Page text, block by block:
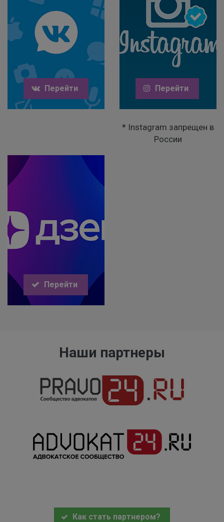
Перейти Перейти
* Instagram запрещен в
России
Перейти
Наши партнеры
Как стать партнером?